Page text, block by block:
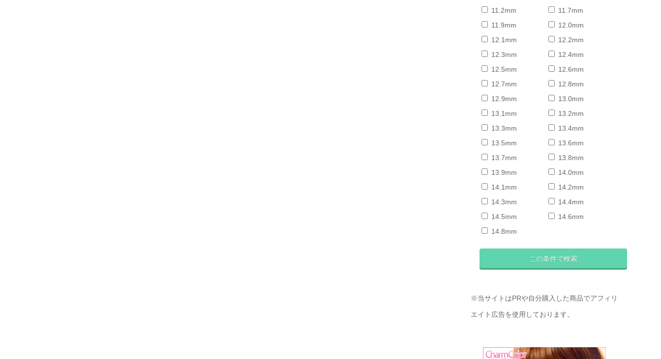
11.2mm
11.7mm
11.9mm
12.0mm
12.1mm
12.2mm
12.3mm
12.4mm
12.5mm
12.6mm
12.7mm
12.8mm
12.9mm
13.0mm
13.1mm
13.2mm
13.3mm
13.4mm
13.5mm
13.6mm
13.7mm
13.8mm
13.9mm
14.0mm
14.1mm
14.2mm
14.3mm
14.4mm
14.5mm
14.6mm
14.8mm
※当サイトはPRや自分購入した商品でアフィリ
エイト広告を使用しております。